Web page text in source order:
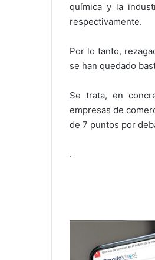
química y la
respectivamente.
Por lo tanto,
se han quedado
Se trata, en
empresas de
de 7 puntos por
.